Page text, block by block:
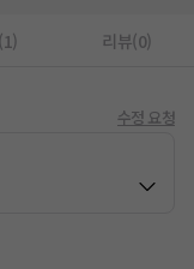
리뷰(0)
수정 요청